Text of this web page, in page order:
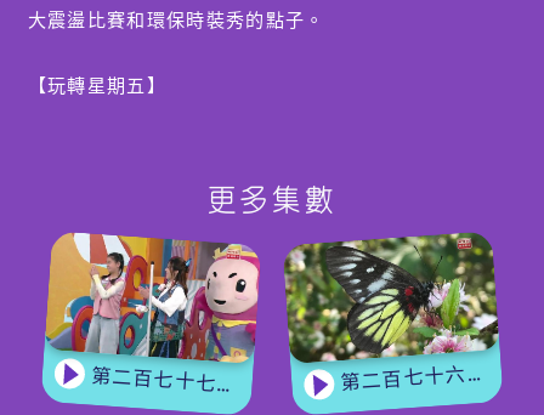
大震盪比賽和環保時裝秀的點子。
【玩轉星期五】
要在限時內用七巧板拼出展示的動物圖案。第二個遊戲
是「猜猜畫畫」，選手蒙眼畫出字卡上的內容，其他隊
員猜出答案。
更多集數
第二百七十七集 - 【玩轉星期五】 蝴蝶變變變 第二百七十六集 - 【嘉賓來了】 蝴蝶專家